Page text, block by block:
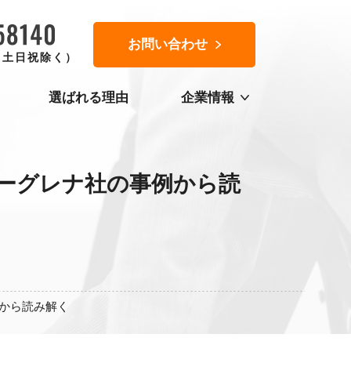
日祝除く）
お問い合わせ
選ばれる理由 企業情報
グレナ社の事例から読
ら読み解く